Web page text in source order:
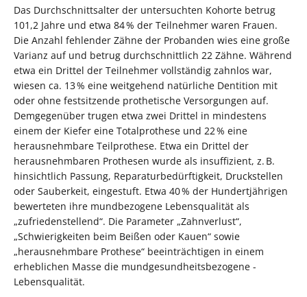
Das Durchschnittsalter der untersuchten Kohorte betrug
101,2 Jahre und etwa 84 % der Teilnehmer waren Frauen.
Die Anzahl fehlender Zähne der Probanden wies eine große
Varianz auf und betrug durchschnittlich 22 Zähne. Während
etwa ein Drittel der Teilnehmer vollständig zahnlos war,
wiesen ca. 13 % eine weitgehend natürliche Dentition mit
oder ohne festsitzende prothetische Versorgungen auf.
Demgegenüber trugen etwa zwei Drittel in mindestens
einem der Kiefer eine Totalprothese und 22 % eine
herausnehmbare Teilprothese. Etwa ein Drittel der
herausnehmbaren Prothesen wurde als insuffizient, z. B.
hinsichtlich Passung, Reparaturbedürftigkeit, Druckstellen
oder Sauberkeit, eingestuft. Etwa 40 % der Hundertjährigen
bewerteten ihre mundbezogene Lebensqualität als
„zufriedenstellend“. Die Parameter „Zahnverlust“,
„Schwierigkeiten beim Beißen oder Kauen“ sowie
„herausnehmbare Prothese“ beeinträchtigen in einem
erheblichen Masse die mundgesundheitsbezogene ­
Lebensqualität.